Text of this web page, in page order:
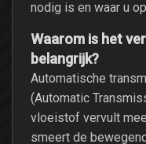
nodig is en waar u
Waarom is het
belangrijk?
Automatische
(Automatic
vloeistof vervult
smeert de